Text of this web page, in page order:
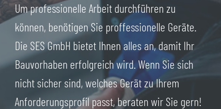
Um professionelle Arbeit durchführen zu
können, benötigen Sie proffessionelle Geräte.
Die SES GmbH bietet Ihnen alles an, damit Ihr
Bauvorhaben erfolgreich wird. Wenn Sie sich
nicht sicher sind, welches Gerät zu Ihrem
Anforderungsprofil passt, beraten wir Sie gern!